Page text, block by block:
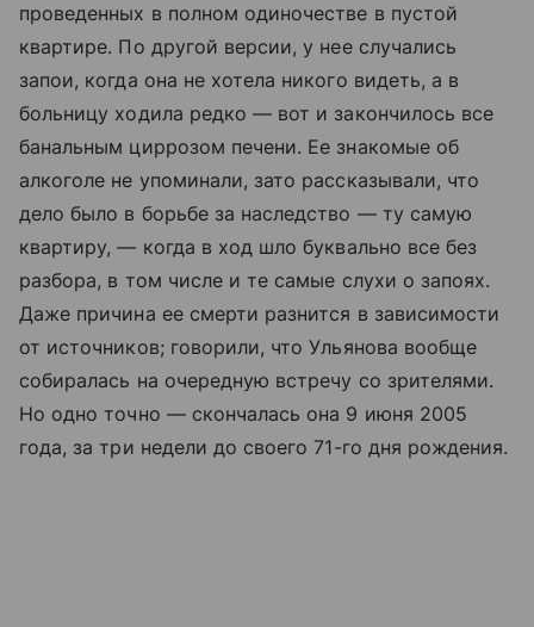
проведенных в полном одиночестве в пустой
квартире. По другой версии, у нее случались
запои, когда она не хотела никого видеть, а в
больницу ходила редко — вот и закончилось все
банальным циррозом печени. Ее знакомые об
алкоголе не упоминали, зато рассказывали, что
дело было в борьбе за наследство — ту самую
квартиру, — когда в ход шло буквально все без
разбора, в том числе и те самые слухи о запоях.
Даже причина ее смерти разнится в зависимости
от источников; говорили, что Ульянова вообще
собиралась на очередную встречу со зрителями.
Но одно точно — скончалась она 9 июня 2005
года, за три недели до своего 71-го дня рождения.